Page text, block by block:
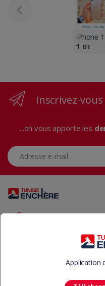
1 DT
Inscrivez-
...on vous apporte les
Adresse e-mail
Vous avez des
Application